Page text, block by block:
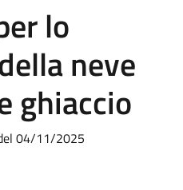
lo
neve
ghiaccio
04/11/2025